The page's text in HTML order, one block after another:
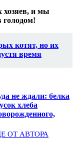
хозяев, и мы
голодом!
котят, но их
время
не ждали: белка
хлеба
ОТ АВТОРА